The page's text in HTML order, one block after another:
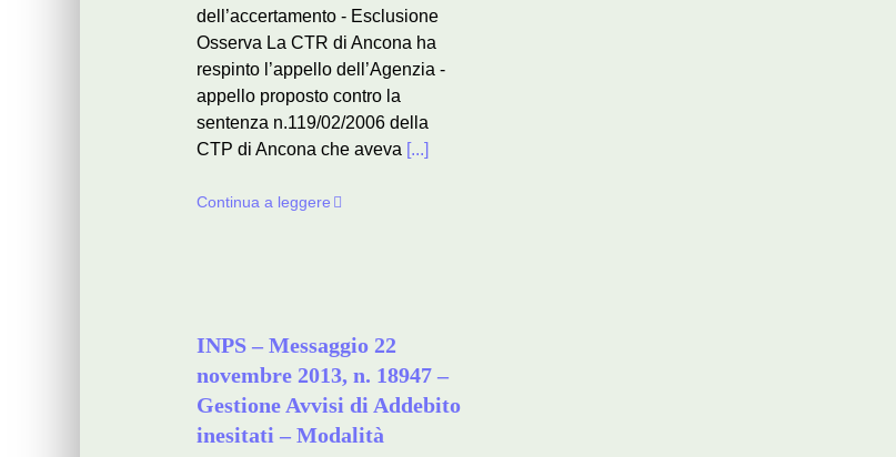
dell’accertamento - Esclusione
Osserva La CTR di Ancona ha
respinto l’appello dell’Agenzia -
appello proposto contro la
sentenza n.119/02/2006 della
CTP di Ancona che aveva [...]
Continua a leggere
INPS – Messaggio 22
novembre 2013, n. 18947 –
Gestione Avvisi di Addebito
inesitati – Modalità